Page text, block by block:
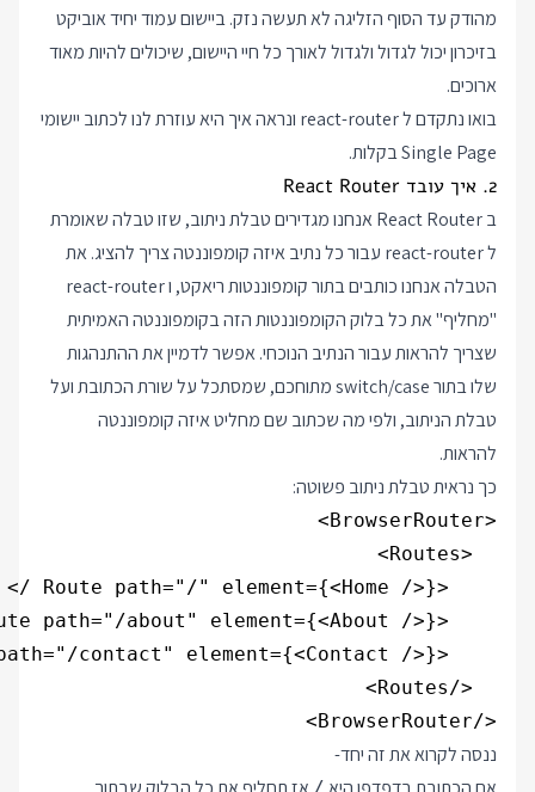
מהודק עד הסוף הזליגה לא תעשה נזק. ביישום עמוד יחיד אוביקט
בזיכרון יכול לגדול ולגדול לאורך כל חיי היישום, שיכולים להיות מאוד
ארוכים.
בואו נתקדם ל react-router ונראה איך היא עוזרת לנו לכתוב יישומי
Single Page בקלות.
2. איך עובד React Router
ב React Router אנחנו מגדירים טבלת ניתוב, שזו טבלה שאומרת
ל react-router עבור כל נתיב איזה קומפוננטה צריך להציג. את
הטבלה אנחנו כותבים בתור קומפוננטות ריאקט, ו react-router
"מחליף" את כל בלוק הקומפוננטות הזה בקומפוננטה האמיתית
שצריך להראות עבור הנתיב הנוכחי. אפשר לדמיין את ההתנהגות
שלו בתור switch/case מתוחכם, שמסתכל על שורת הכתובת ועל
טבלת הניתוב, ולפי מה שכתוב שם מחליט איזה קומפוננטה
להראות.
כך נראית טבלת ניתוב פשוטה:
</BrowserRouter>
ננסה לקרוא את זה יחד-